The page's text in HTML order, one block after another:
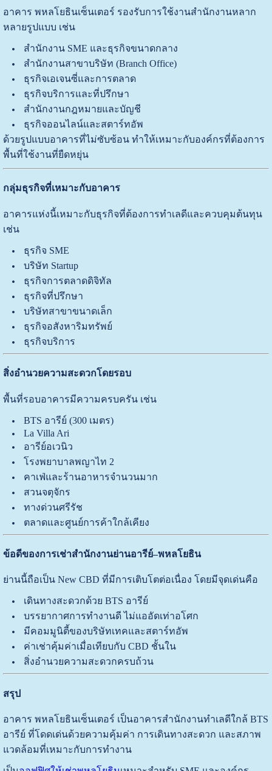
อาคาร พหลโยธินเซ็นเตอร์ รองรับการใช้งานสำนักงานหลาก
หลายรูปแบบ เช่น
สำนักงาน SME และธุรกิจขนาดกลาง
สำนักงานสาขาบริษัท (Branch Office)
ธุรกิจเอเจนซี่และการตลาด
ธุรกิจบริการและที่ปรึกษา
สำนักงานกฎหมายและบัญชี
ธุรกิจออนไลน์และสตาร์ทอัพ
ด้วยรูปแบบอาคารที่ไม่ซับซ้อน ทำให้เหมาะกับองค์กรที่ต้องการ
พื้นที่ใช้งานที่ยืดหยุ่น
กลุ่มธุรกิจที่เหมาะกับอาคาร
อาคารแห่งนี้เหมาะกับธุรกิจที่ต้องการทำเลดีและควบคุมต้นทุน
เช่น
ธุรกิจ SME
บริษัท Startup
ธุรกิจการตลาดดิจิทัล
ธุรกิจที่ปรึกษา
บริษัทสาขาขนาดเล็ก
ธุรกิจอสังหาริมทรัพย์
ธุรกิจบริการ
สิ่งอำนวยความสะดวกโดยรอบ
พื้นที่รอบอาคารมีความครบครัน เช่น
BTS อารีย์ (300 เมตร)
La Villa Ari
อารีย์อเวนิว
โรงพยาบาลพญาไท 2
คาเฟ่และร้านอาหารจำนวนมาก
สวนจตุจักร
ทางด่วนศรีรัช
ตลาดและศูนย์การค้าใกล้เคียง
ข้อดีของการเช่าสำนักงานย่านอารีย์–พหลโยธิน
ย่านนี้ถือเป็น New CBD ที่มีการเติบโตต่อเนื่อง โดยมีจุดเด่นคือ
เดินทางสะดวกด้วย BTS อารีย์
บรรยากาศการทำงานดี ไม่แออัดเท่าอโศก
มีคอมมูนิตี้ของบริษัทเทคและสตาร์ทอัพ
ค่าเช่าคุ้มค่าเมื่อเทียบกับ CBD ชั้นใน
สิ่งอำนวยความสะดวกครบถ้วน
สรุป
อาคาร พหลโยธินเซ็นเตอร์ เป็นอาคารสำนักงานทำเลดีใกล้ BTS
อารีย์ ที่โดดเด่นด้วยความคุ้มค่า การเดินทางสะดวก และสภาพ
แวดล้อมที่เหมาะกับการทำงาน